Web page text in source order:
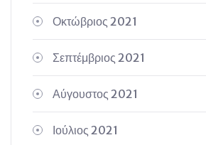
Οκτώβριος 2021
Σεπτέμβριος 2021
Αύγουστος 2021
Ιούλιος 2021